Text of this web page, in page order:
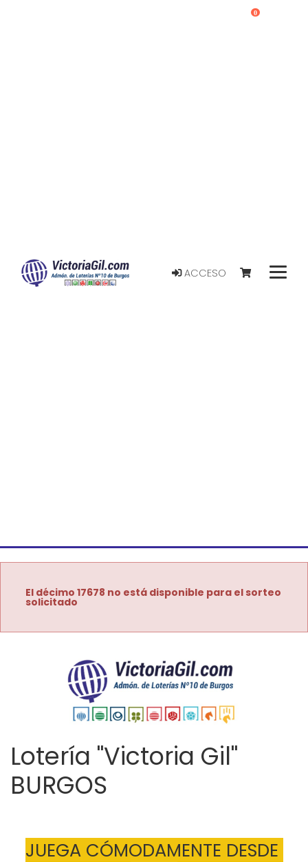
ACCESO
0
El décimo 17678 no está disponible para el sorteo
solicitado
Lotería "Victoria Gil"
BURGOS
JUEGA CÓMODAMENTE DESDE